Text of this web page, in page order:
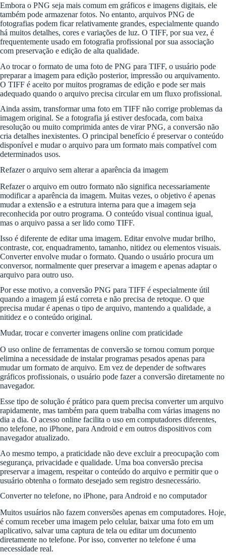
Embora o PNG seja mais comum em gráficos e imagens digitais, ele
também pode armazenar fotos. No entanto, arquivos PNG de
fotografias podem ficar relativamente grandes, especialmente quando
há muitos detalhes, cores e variações de luz. O TIFF, por sua vez, é
frequentemente usado em fotografia profissional por sua associação
com preservação e edição de alta qualidade.
Ao trocar o formato de uma foto de PNG para TIFF, o usuário pode
preparar a imagem para edição posterior, impressão ou arquivamento.
O TIFF é aceito por muitos programas de edição e pode ser mais
adequado quando o arquivo precisa circular em um fluxo profissional.
Ainda assim, transformar uma foto em TIFF não corrige problemas da
imagem original. Se a fotografia já estiver desfocada, com baixa
resolução ou muito comprimida antes de virar PNG, a conversão não
cria detalhes inexistentes. O principal benefício é preservar o conteúdo
disponível e mudar o arquivo para um formato mais compatível com
determinados usos.
Refazer o arquivo sem alterar a aparência da imagem
Refazer o arquivo em outro formato não significa necessariamente
modificar a aparência da imagem. Muitas vezes, o objetivo é apenas
mudar a extensão e a estrutura interna para que a imagem seja
reconhecida por outro programa. O conteúdo visual continua igual,
mas o arquivo passa a ser lido como TIFF.
Isso é diferente de editar uma imagem. Editar envolve mudar brilho,
contraste, cor, enquadramento, tamanho, nitidez ou elementos visuais.
Converter envolve mudar o formato. Quando o usuário procura um
conversor, normalmente quer preservar a imagem e apenas adaptar o
arquivo para outro uso.
Por esse motivo, a conversão PNG para TIFF é especialmente útil
quando a imagem já está correta e não precisa de retoque. O que
precisa mudar é apenas o tipo de arquivo, mantendo a qualidade, a
nitidez e o conteúdo original.
Mudar, trocar e converter imagens online com praticidade
O uso online de ferramentas de conversão se tornou comum porque
elimina a necessidade de instalar programas pesados apenas para
mudar um formato de arquivo. Em vez de depender de softwares
gráficos profissionais, o usuário pode fazer a conversão diretamente no
navegador.
Esse tipo de solução é prático para quem precisa converter um arquivo
rapidamente, mas também para quem trabalha com várias imagens no
dia a dia. O acesso online facilita o uso em computadores diferentes,
no telefone, no iPhone, para Android e em outros dispositivos com
navegador atualizado.
Ao mesmo tempo, a praticidade não deve excluir a preocupação com
segurança, privacidade e qualidade. Uma boa conversão precisa
preservar a imagem, respeitar o conteúdo do arquivo e permitir que o
usuário obtenha o formato desejado sem registro desnecessário.
Converter no telefone, no iPhone, para Android e no computador
Muitos usuários não fazem conversões apenas em computadores. Hoje,
é comum receber uma imagem pelo celular, baixar uma foto em um
aplicativo, salvar uma captura de tela ou editar um documento
diretamente no telefone. Por isso, converter no telefone é uma
necessidade real.